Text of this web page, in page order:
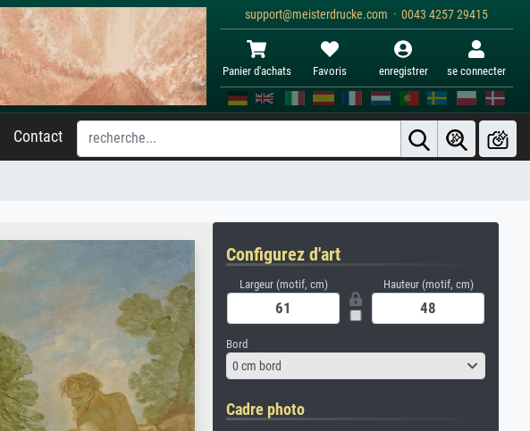
support@meisterdrucke.com · 0043 4257 29415
Panier d'achats Favoris enregistrer se connecter
Contact
Configurez d'art
Largeur (motif, cm) Hauteur (motif, cm)
Bord
0 cm bord
Cadre photo